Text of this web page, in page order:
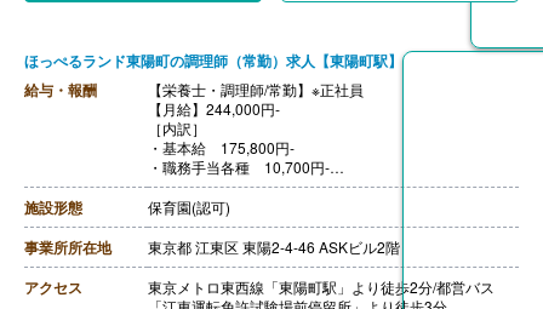
ほっぺるランド東陽町の調理師（常勤）求人【東陽町駅】
給与・報酬
【栄養士・調理師/常勤】※正社員
【月給】244,000円‐
［内訳］
・基本給 175,800円‐
・職務手当各種 10,700円‐
・地域手当 18,000円‐
・処遇改善手当 39,500円‐
［その他手当］
・残業手当 ※法定通り支給
【賞与】年2回 ※個人の評価に応じて
【通勤手当】あり（上限25,000円/月）
【昇給】あり ※会社の業績、個人の評価に応じて
施設形態 保育園(認可)
事業所所在地 東京都 江東区 東陽2-4-46 ASKビル2階
アクセス
東京メトロ東西線「東陽町駅」より徒歩2分/都営バス